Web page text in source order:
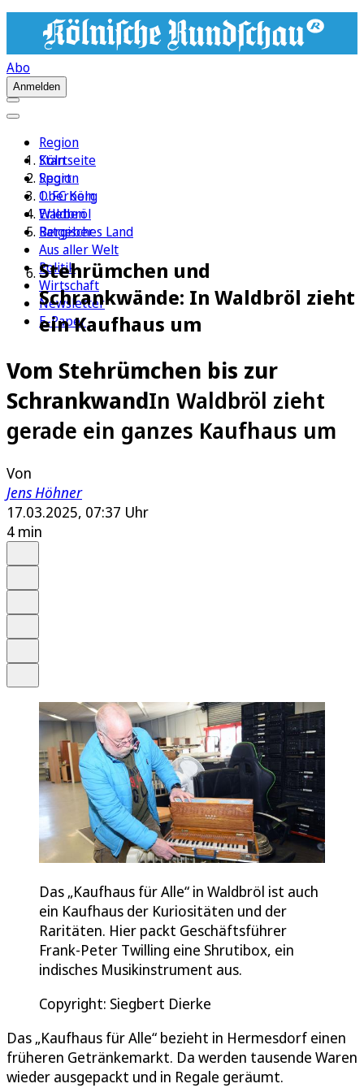
Abo
Anmelden
Region
Köln
Sport
1. FC Köln
Erleben
Ratgeber
Aus aller Welt
Politik
Wirtschaft
Newsletter
E-Paper
Startseite
Region
Oberberg
Waldbröl
Bergisches Land
Stehrümchen und
Schrankwände: In Waldbröl zieht
ein Kaufhaus um
Vom Stehrümchen bis zur
SchrankwandIn Waldbröl zieht
gerade ein ganzes Kaufhaus um
Von
Jens Höhner
17.03.2025, 07:37 Uhr
4 min
Das „Kaufhaus für Alle“ in Waldbröl ist auch
ein Kaufhaus der Kuriositäten und der
Raritäten. Hier packt Geschäftsführer
Frank-Peter Twilling eine Shrutibox, ein
indisches Musikinstrument aus.
Copyright: Siegbert Dierke
Das „Kaufhaus für Alle“ bezieht in Hermesdorf einen
früheren Getränkemarkt. Da werden tausende Waren
wieder ausgepackt und in Regale geräumt.